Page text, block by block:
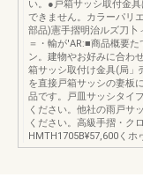
い。●戸箱サッシ取付金
できません。カラーパリ
部品)憲手摺明治ルズ
＝・輸が'AR:■商品概要
ン。建物やお好みに合わ
箱サッシ取付け金具(局」
を直接戸箱サッシの妻板
品です。戸皿サッシタイ
ください。他社の雨戸サ
ください。高級手摺・ク
HMTH1705B¥57,600くホ